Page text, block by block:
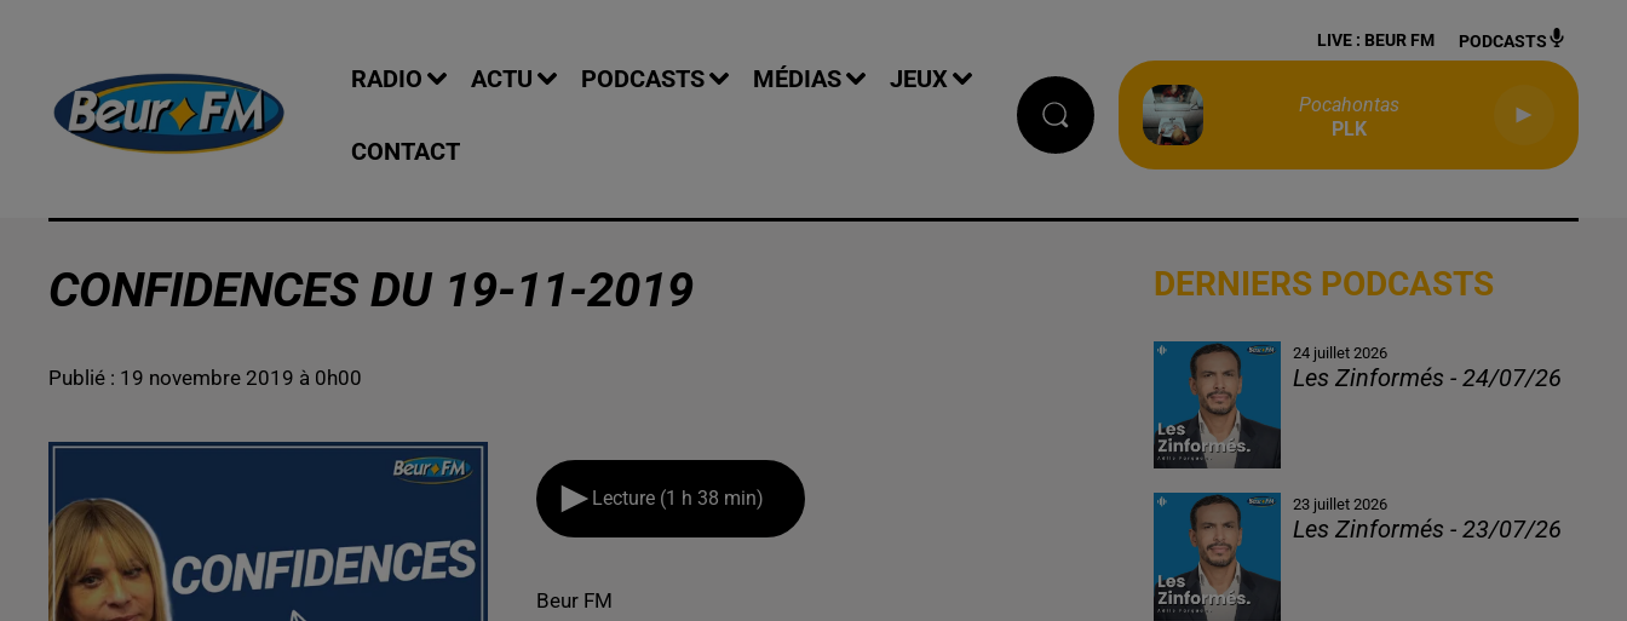
RADIO ACTU PODCASTS MÉDIAS JEUX
CONTACT
LIVE : BEUR FM PODCASTS
Pocahontas
PLK
CONFIDENCES DU 19-11-2019
Publié : 19 novembre 2019 à 0h00
Lecture (1 h 38 min)
Beur FM
DERNIERS PODCASTS
24 juillet 2026
Les Zinformés - 24/07/26
23 juillet 2026
Les Zinformés - 23/07/26